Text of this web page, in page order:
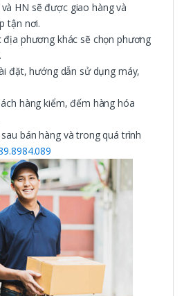
HN sẽ được giao hàng và
tận nơi.
địa phương khác sẽ chọn phương
đặt, hướng dẫn sử dụng máy,
hàng kiểm, đếm hàng hóa
bán hàng và trong quá trình